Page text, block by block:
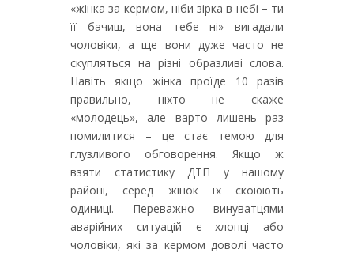
«жінка за кермом, ніби зірка в небі – ти
її бачиш, вона тебе ні» вигадали
чоловіки, а ще вони дуже часто не
скупляться на різні образливі слова.
Навіть якщо жінка проїде 10 разів
правильно, ніхто не скаже
«молодець», але варто лишень раз
помилитися – це стає темою для
глузливого обговорення. Якщо ж
взяти статистику ДТП у нашому
районі, серед жінок їх скоюють
одиниці. Переважно винуватцями
аварійних ситуацій є хлопці або
чоловіки, які за кермом доволі часто